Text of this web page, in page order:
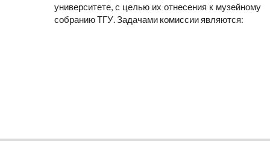
университете, с целью их отнесения к музейному
собранию ТГУ. Задачами комиссии являются: